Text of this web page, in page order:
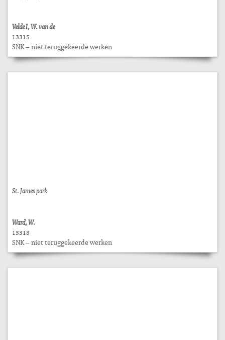
Velde I, W. van de
13315
SNK – niet teruggekeerde werken
St. James park
Ward, W.
13318
SNK – niet teruggekeerde werken